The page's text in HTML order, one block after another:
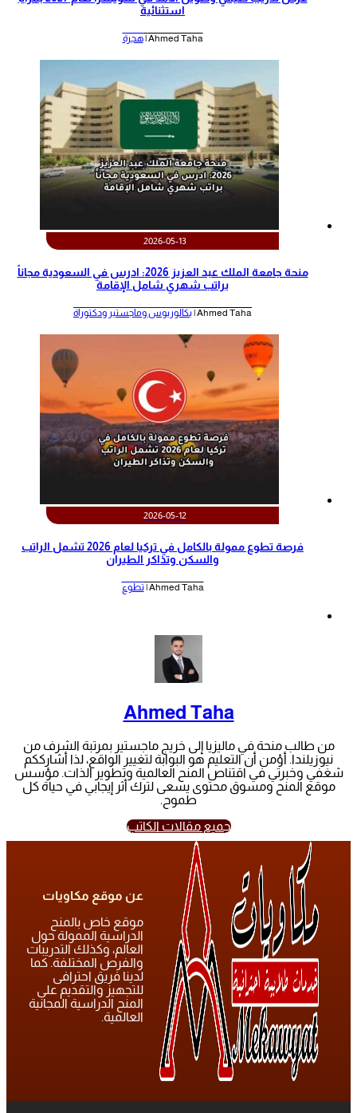
استثنائية
Ahmed Taha | هجرة
2026-05-13
منحة جامعة الملك عبد العزيز 2026: ادرس في السعودية مجاناً
براتب شهري شامل الإقامة
Ahmed Taha | بكالوريوس وماجستير ودكتوراة
2026-05-12
‫فرصة تطوع ممولة بالكامل في تركيا لعام 2026 تشمل الراتب
والسكن وتذاكر الطيران‬
Ahmed Taha | تطوع
Ahmed Taha
من طالب منحة في ماليزيا إلى خريج ماجستير بمرتبة الشرف من
نيوزيلندا. أؤمن أن التعليم هو البوابة لتغيير الواقع، لذا أشارككم
شغفي وخبرتي في اقتناص المنح العالمية وتطوير الذات. مؤسس
موقع المنح ومسوق محتوى يسعى لترك أثر إيجابي في حياة كل
طموح.
جميع مقالات الكاتب
عن موقع مكاويات
موقع خاص بالمنح
الدراسية الممولة حول
العالم، وكذلك التدريبات
والفرص المختلفة. كما
لدينا فريق احترافى
للتجهيز والتقديم على
المنح الدراسية المجانية
العالمية.